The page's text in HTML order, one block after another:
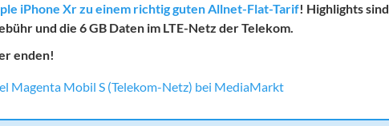
iPhone Xr zu einem richtig guten Allnet-Flat-Tarif! Highlights sind
und die 6 GB Daten im LTE-Netz der Telekom.
enden!